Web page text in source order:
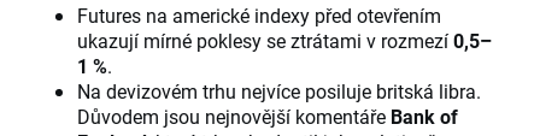
Futures na americké indexy před otevřením
ukazují mírné poklesy se ztrátami v rozmezí0,5–
1 %.
Na devizovém trhu nejvíce posiluje britská libra.
Důvodem jsou nejnovější komentáře Bank of